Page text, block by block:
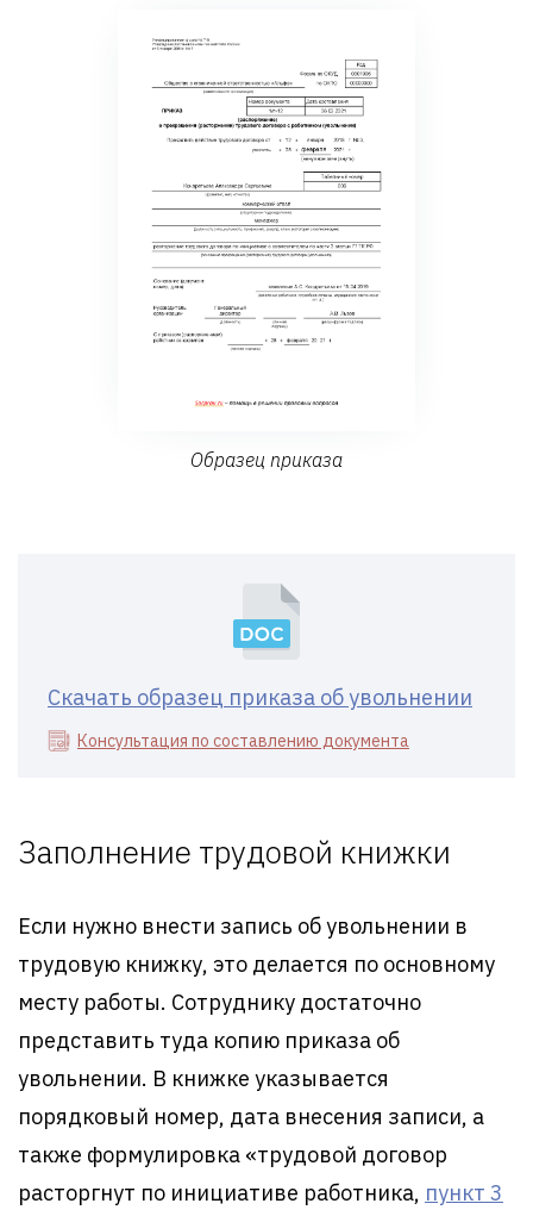
Образец приказа
Скачать образец приказа об увольнении
Консультация по составлению документа
Заполнение трудовой книжки
Если нужно внести запись об увольнении в
трудовую книжку, это делается по основному
месту работы. Сотруднику достаточно
представить туда копию приказа об
увольнении. В книжке указывается
порядковый номер, дата внесения записи, а
также формулировка «трудовой договор
расторгнут по инициативе работника, пункт 3